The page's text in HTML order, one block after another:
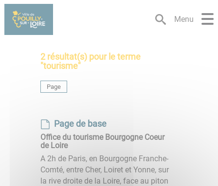
Lien
d'accès
rapide
Lien
d'accès
rapide
Lien
d'accès
rapide
Lien
d'accès
rapide
Menu
2résultat(s) pour le terme
"tourisme"
Page
Page de base
Office du tourisme Bourgogne Coeur
de Loire
A 2h de Paris, en Bourgogne Franche-
Comté, entre Cher, Loiret et Yonne, sur
la rive droite de la Loire, face au piton
Panneau de gestion des cookies